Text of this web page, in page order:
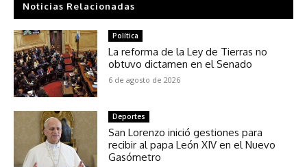
Noticias Relacionadas
Política
La reforma de la Ley de Tierras no
obtuvo dictamen en el Senado
6 de agosto de 2026
Deportes
San Lorenzo inició gestiones para
recibir al papa León XIV en el Nuevo
Gasómetro